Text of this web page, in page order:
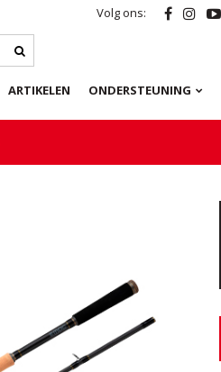
Volg ons:
ARTIKELEN ONDERSTEUNING